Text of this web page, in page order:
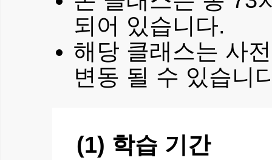
되어 있습니다.
해당 클래스는 사
변동 될 수 있습니
(1) 학습 기간